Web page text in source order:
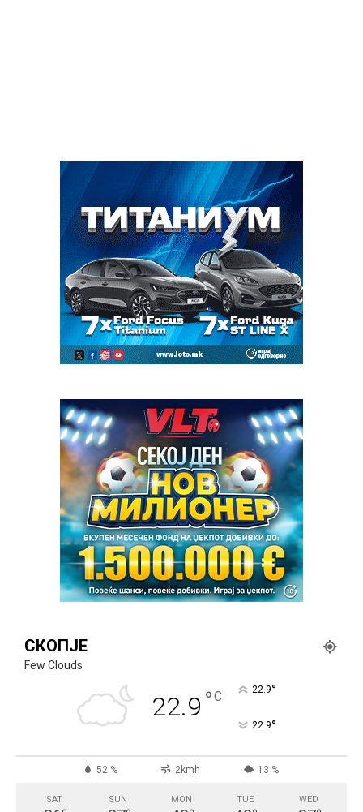
СКОПЈЕ
Few Clouds
22.9 °C 22.9°
22.9°
52 % 2kmh 13 %
SAT SUN MON TUE WED